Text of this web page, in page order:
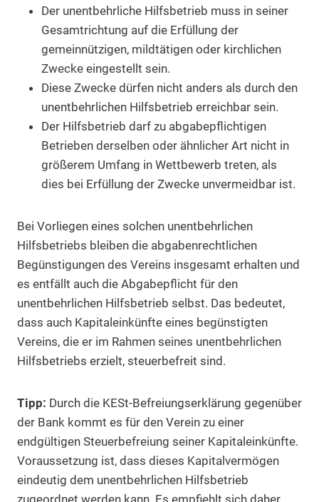
Der unentbehrliche Hilfsbetrieb muss in seiner
Gesamtrichtung auf die Erfüllung der
gemeinnützigen, mildtätigen oder kirchlichen
Zwecke eingestellt sein.
Diese Zwecke dürfen nicht anders als durch den
unentbehrlichen Hilfsbetrieb erreichbar sein.
Der Hilfsbetrieb darf zu abgabepflichtigen
Betrieben derselben oder ähnlicher Art nicht in
größerem Umfang in Wettbewerb treten, als
dies bei Erfüllung der Zwecke unvermeidbar ist.
Bei Vorliegen eines solchen unentbehrlichen
Hilfsbetriebs bleiben die abgabenrechtlichen
Begünstigungen des Vereins insgesamt erhalten und
es entfällt auch die Abgabepflicht für den
unentbehrlichen Hilfsbetrieb selbst. Das bedeutet,
dass auch Kapitaleinkünfte eines begünstigten
Vereins, die er im Rahmen seines unentbehrlichen
Hilfsbetriebs erzielt, steuerbefreit sind.
Tipp: Durch die KESt-Befreiungserklärung gegenüber
der Bank kommt es für den Verein zu einer
endgültigen Steuerbefreiung seiner Kapitaleinkünfte.
Voraussetzung ist, dass dieses Kapitalvermögen
eindeutig dem unentbehrlichen Hilfsbetrieb
zugeordnet werden kann. Es empfiehlt sich daher